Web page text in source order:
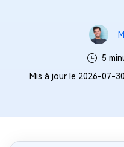
5
Mis à jour le 2026-07-